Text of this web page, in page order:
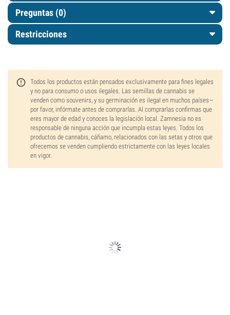
Preguntas (0)
Restricciones
Todos los productos están pensados exclusivamente para fines legales
y no para consumo o usos ilegales. Las semillas de cannabis se
venden como souvenirs, y su germinación es ilegal en muchos países—
por favor, infórmate antes de comprarlas. Al comprarlas confirmas que
eres mayor de edad y conoces la legislación local. Zamnesia no es
responsable de ninguna acción que incumpla estas leyes. Todos los
productos de cannabis, cáñamo, relacionados con las setas y otros que
ofrecemos se venden cumpliendo estrictamente con las leyes locales
en vigor.